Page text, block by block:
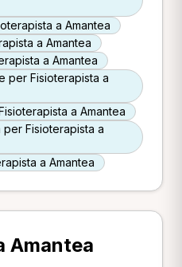
a Amantea
a Amantea
a Amantea
per Fisioterapista a
a Amantea
Fisioterapista a
a Amantea
Amantea